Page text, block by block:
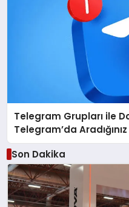
Telegram Grupları ile
Telegram’da
Ulaşın
Son Dakika